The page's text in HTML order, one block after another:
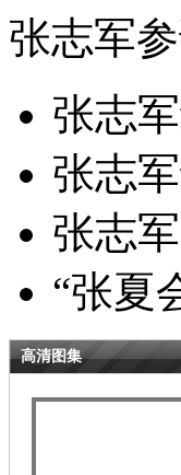
张志军
张志
张志
张志
“张夏
高清图集